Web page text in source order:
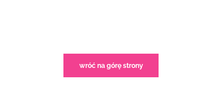
wróć na górę strony